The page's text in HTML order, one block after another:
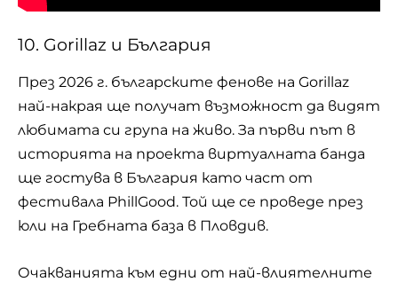
10. Gorillaz и България
През 2026 г. българските фенове на Gorillaz
най-накрая ще получат възможност да видят
любимата си група на живо. За първи път в
историята на проекта виртуалната банда
ще гостува в България като част от
фестивала PhillGood. Той ще се проведе през
юли на Гребната база в Пловдив.
Очакванията към едни от най-влиятелните